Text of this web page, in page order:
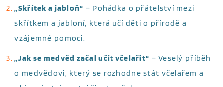
„Skřítek a jabloň“ – Pohádka o přátelství mezi
skřítkem a jabloní, která učí děti o přírodě a
vzájemné pomoci.
„Jak se medvěd začal učit včelařit“ – Veselý příběh
o medvědovi, který se rozhodne stát včelařem a